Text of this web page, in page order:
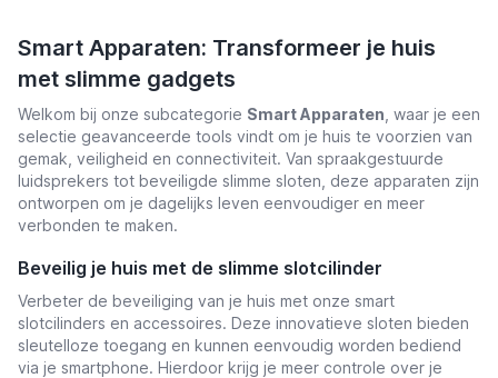
Smart Apparaten: Transformeer je huis
met slimme gadgets
Welkom bij onze subcategorie Smart Apparaten , waar je een
selectie geavanceerde tools vindt om je huis te voorzien van
gemak, veiligheid en connectiviteit. Van spraakgestuurde
luidsprekers tot beveiligde slimme sloten, deze apparaten zijn
ontworpen om je dagelijks leven eenvoudiger en meer
verbonden te maken.
Beveilig je huis met de slimme slotcilinder
Verbeter de beveiliging van je huis met onze smart
slotcilinders en accessoires. Deze innovatieve sloten bieden
sleutelloze toegang en kunnen eenvoudig worden bediend
via je smartphone. Hierdoor krijg je meer controle over je